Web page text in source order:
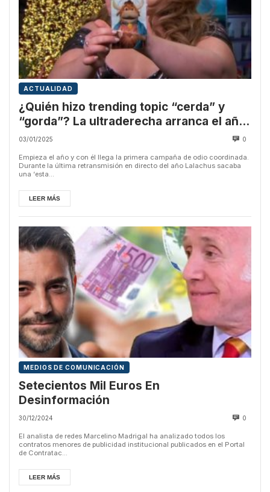
ACTUALIDAD
¿Quién hizo trending topic “cerda” y
“gorda”? La ultraderecha arranca el año
con una campaña de odio
03/01/2025 0
Empieza el año y con él llega la primera campaña de odio coordinada.
Durante la última retransmisión en directo del año Lalachus sacaba
una ‘esta...
LEER MÁS
MEDIOS DE COMUNICACIÓN
Setecientos Mil Euros En
Desinformación
30/12/2024 0
El analista de redes Marcelino Madrigal ha analizado todos los
contratos menores de publicidad institucional publicados en el Portal
de Contratac...
LEER MÁS